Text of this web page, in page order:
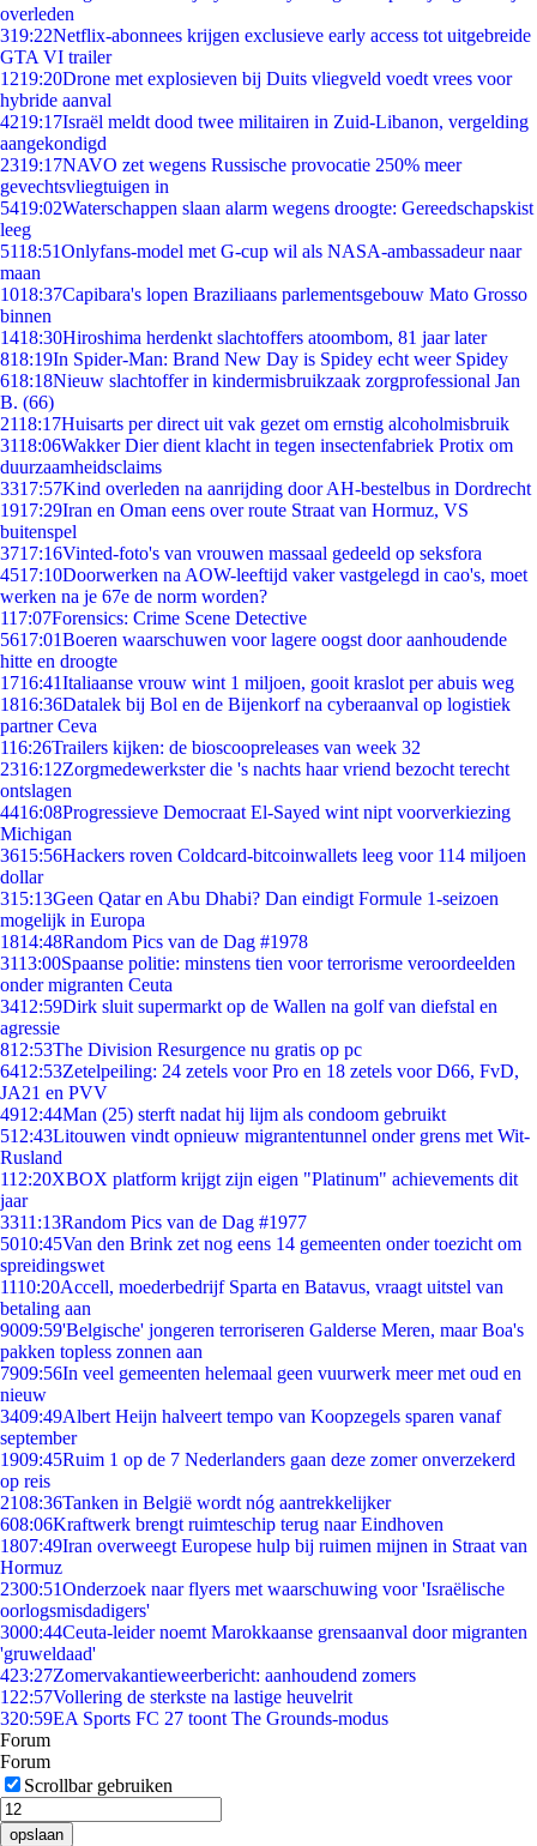
overleden
319:22Netflix-abonnees krijgen exclusieve early access tot uitgebreide
GTA VI trailer
1219:20Drone met explosieven bij Duits vliegveld voedt vrees voor
hybride aanval
4219:17Israël meldt dood twee militairen in Zuid-Libanon, vergelding
aangekondigd
2319:17NAVO zet wegens Russische provocatie 250% meer
gevechtsvliegtuigen in
5419:02Waterschappen slaan alarm wegens droogte: Gereedschapskist
leeg
5118:51Onlyfans-model met G-cup wil als NASA-ambassadeur naar
maan
1018:37Capibara's lopen Braziliaans parlementsgebouw Mato Grosso
binnen
1418:30Hiroshima herdenkt slachtoffers atoombom, 81 jaar later
818:19In Spider-Man: Brand New Day is Spidey echt weer Spidey
618:18Nieuw slachtoffer in kindermisbruikzaak zorgprofessional Jan
B. (66)
2118:17Huisarts per direct uit vak gezet om ernstig alcoholmisbruik
3118:06Wakker Dier dient klacht in tegen insectenfabriek Protix om
duurzaamheidsclaims
3317:57Kind overleden na aanrijding door AH-bestelbus in Dordrecht
1917:29Iran en Oman eens over route Straat van Hormuz, VS
buitenspel
3717:16Vinted-foto's van vrouwen massaal gedeeld op seksfora
4517:10Doorwerken na AOW-leeftijd vaker vastgelegd in cao's, moet
werken na je 67e de norm worden?
117:07Forensics: Crime Scene Detective
5617:01Boeren waarschuwen voor lagere oogst door aanhoudende
hitte en droogte
1716:41Italiaanse vrouw wint 1 miljoen, gooit kraslot per abuis weg
1816:36Datalek bij Bol en de Bijenkorf na cyberaanval op logistiek
partner Ceva
116:26Trailers kijken: de bioscoopreleases van week 32
2316:12Zorgmedewerkster die 's nachts haar vriend bezocht terecht
ontslagen
4416:08Progressieve Democraat El-Sayed wint nipt voorverkiezing
Michigan
3615:56Hackers roven Coldcard-bitcoinwallets leeg voor 114 miljoen
dollar
315:13Geen Qatar en Abu Dhabi? Dan eindigt Formule 1-seizoen
mogelijk in Europa
1814:48Random Pics van de Dag #1978
3113:00Spaanse politie: minstens tien voor terrorisme veroordeelden
onder migranten Ceuta
3412:59Dirk sluit supermarkt op de Wallen na golf van diefstal en
agressie
812:53The Division Resurgence nu gratis op pc
6412:53Zetelpeiling: 24 zetels voor Pro en 18 zetels voor D66, FvD,
JA21 en PVV
4912:44Man (25) sterft nadat hij lijm als condoom gebruikt
512:43Litouwen vindt opnieuw migrantentunnel onder grens met Wit-
Rusland
112:20XBOX platform krijgt zijn eigen "Platinum" achievements dit
jaar
3311:13Random Pics van de Dag #1977
5010:45Van den Brink zet nog eens 14 gemeenten onder toezicht om
spreidingswet
1110:20Accell, moederbedrijf Sparta en Batavus, vraagt uitstel van
betaling aan
9009:59'Belgische' jongeren terroriseren Galderse Meren, maar Boa's
pakken topless zonnen aan
7909:56In veel gemeenten helemaal geen vuurwerk meer met oud en
nieuw
3409:49Albert Heijn halveert tempo van Koopzegels sparen vanaf
september
1909:45Ruim 1 op de 7 Nederlanders gaan deze zomer onverzekerd
op reis
2108:36Tanken in België wordt nóg aantrekkelijker
608:06Kraftwerk brengt ruimteschip terug naar Eindhoven
1807:49Iran overweegt Europese hulp bij ruimen mijnen in Straat van
Hormuz
2300:51Onderzoek naar flyers met waarschuwing voor 'Israëlische
oorlogsmisdadigers'
3000:44Ceuta-leider noemt Marokkaanse grensaanval door migranten
'gruweldaad'
423:27Zomervakantieweerbericht: aanhoudend zomers
1 22:57Vollering de sterkste na lastige heuvelrit
320:59EA Sports FC 27 toont The Grounds-modus
Forum
Forum
Scrollbar gebruiken
opslaan